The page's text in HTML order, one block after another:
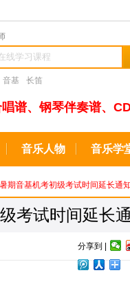
音基 长笛
谱、钢琴伴奏谱、
音乐人物 音乐学
期音基机考初级考试时间延长通知
考试时间延长
分享到 |